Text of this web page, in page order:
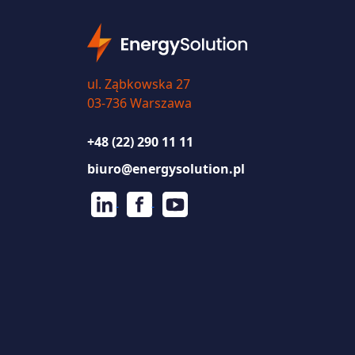
ul. Ząbkowska 27
03-736 Warszawa
+48 (22) 290 11 11
biuro@energysolution.pl